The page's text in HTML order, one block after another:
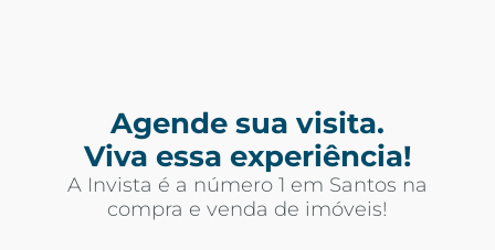
Agende sua visita.
Viva essa experiência!
A Invista é a número 1 em Santos na
compra e venda de imóveis!